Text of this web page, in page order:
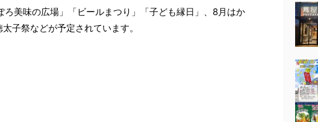
美味の広場」「ビールまつり」「子ども縁日」、8月はか
子祭などが予定されています。